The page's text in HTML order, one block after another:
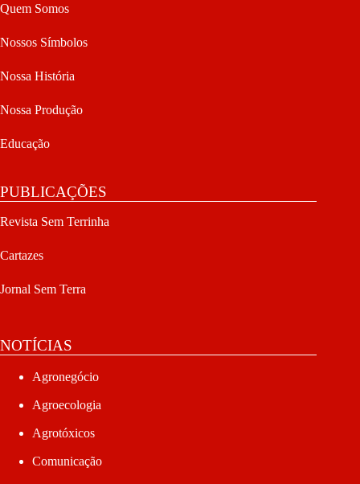
Quem Somos
Nossos Símbolos
Nossa História
Nossa Produção
Educação
PUBLICAÇÕES
Revista Sem Terrinha
Cartazes
Jornal Sem Terra
NOTÍCIAS
Agronegócio
Agroecologia
Agrotóxicos
Comunicação